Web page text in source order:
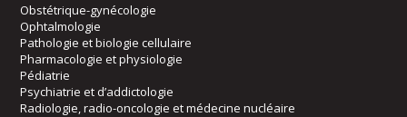
Obstétrique-gynécologie
Ophtalmologie
Pathologie et biologie cellulaire
Pharmacologie et physiologie
Pédiatrie
Psychiatrie et d’addictologie
Radiologie, radio-oncologie et médecine nucléaire